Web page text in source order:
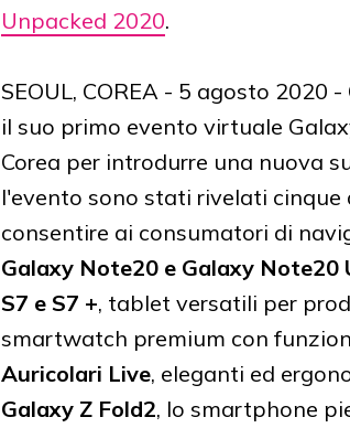
Unpacked 2020.
SEOUL, COREA - 5 agosto 2020
il suo primo evento virtuale
Corea per introdurre una nuova
l'evento sono stati rivelati
consentire ai consumatori di
Galaxy Note20 e Galaxy Note20
S7 e S7 +, tablet versatili per
smartwatch premium con
Auricolari Live, eleganti ed
Galaxy Z Fold2, lo smartphone